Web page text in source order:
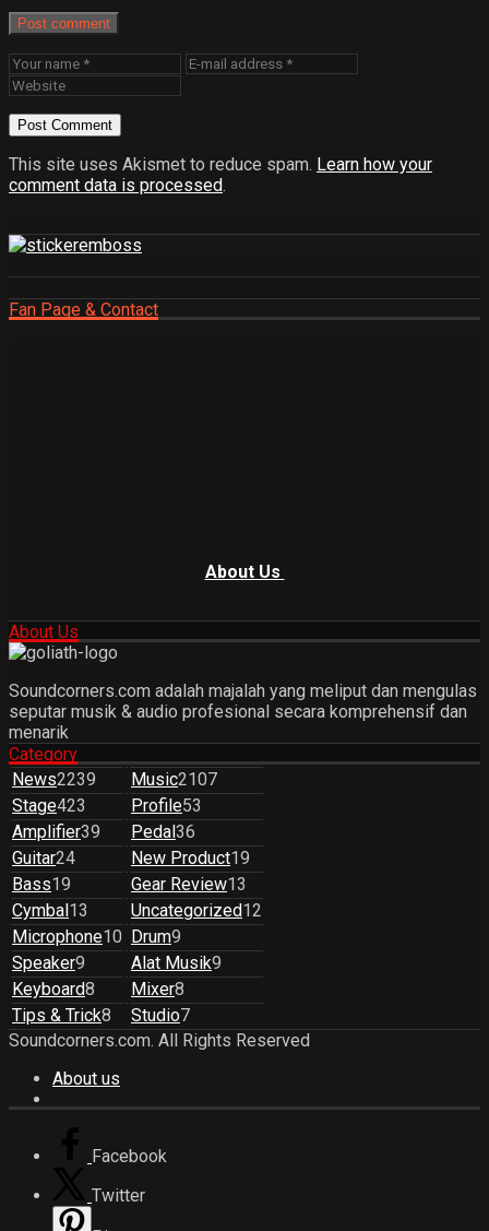
Post comment
This site uses Akismet to reduce spam. Learn how your
comment data is processed.
Fan Page & Contact
About Us
About Us
Soundcorners.com adalah majalah yang meliput dan mengulas
seputar musik & audio profesional secara komprehensif dan
menarik
Category
News2239 Music2107
Stage423 Profile53
Amplifier39 Pedal 36
Guitar24 New Product19
Bass19 Gear Review13
Cymbal 13 Uncategorized12
Microphone10 Drum9
Speaker9 Alat Musik9
Keyboard8 Mixer8
Tips & Trick8 Studio7
Soundcorners.com. All Rights Reserved
About us
Facebook
Twitter